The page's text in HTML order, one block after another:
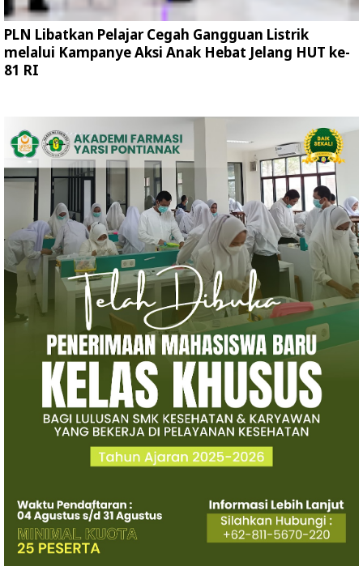
PLN Libatkan Pelajar Cegah Gangguan Listrik
melalui Kampanye Aksi Anak Hebat Jelang HUT ke-
81 RI